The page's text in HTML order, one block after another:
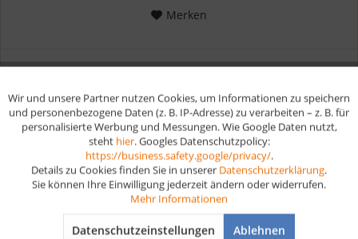
Merken
Funktionale Aktiv
Aktiv
Wir und unsere Partner nutzen Cookies, um Informationen zu speichern
und personenbezogene Daten (z. B. IP-Adresse) zu verarbeiten – z. B. für
personalisierte Werbung und Messungen. Wie Google Daten nutzt,
steht hier. Googles Datenschutzpolicy:
https://business.safety.google/privacy/.
Details zu Cookies finden Sie in unserer Datenschutzerklärung.
Sie können Ihre Einwilligung jederzeit ändern oder widerrufen.
Mehr Informationen
Datenschutzeinstellungen Ablehnen